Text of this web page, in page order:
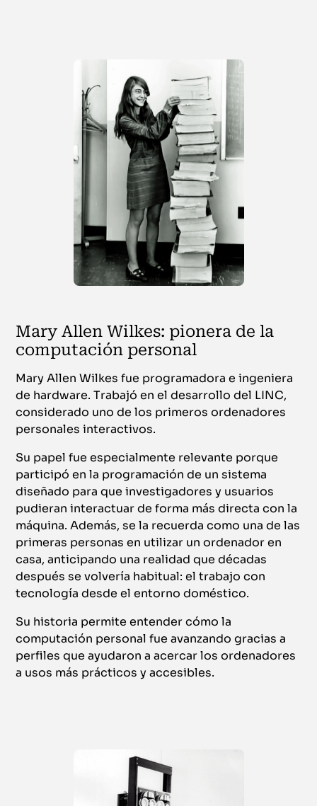
Mary Allen Wilkes: pionera de la
computación personal
Mary Allen Wilkes fue programadora e ingeniera
de hardware. Trabajó en el desarrollo del LINC,
considerado uno de los primeros ordenadores
personales interactivos.
Su papel fue especialmente relevante porque
participó en la programación de un sistema
diseñado para que investigadores y usuarios
pudieran interactuar de forma más directa con la
máquina. Además, se la recuerda como una de las
primeras personas en utilizar un ordenador en
casa, anticipando una realidad que décadas
después se volvería habitual: el trabajo con
tecnología desde el entorno doméstico.
Su historia permite entender cómo la
computación personal fue avanzando gracias a
perfiles que ayudaron a acercar los ordenadores
a usos más prácticos y accesibles.